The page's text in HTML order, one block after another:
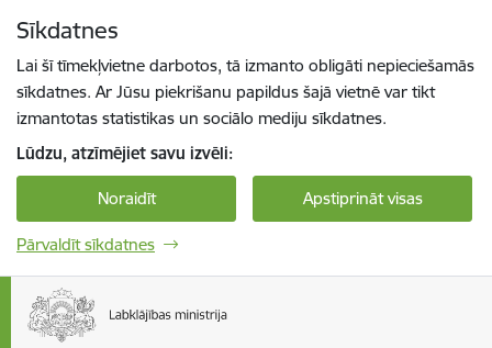
Sīkdatnes
Lai šī tīmekļvietne darbotos, tā izmanto obligāti nepieciešamās
sīkdatnes. Ar Jūsu piekrišanu papildus šajā vietnē var tikt
izmantotas statistikas un sociālo mediju sīkdatnes.
Lūdzu, atzīmējiet savu izvēli:
Noraidīt Apstiprināt visas
Pārvaldīt sīkdatnes